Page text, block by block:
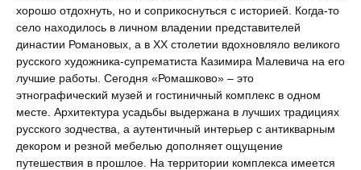
хорошо отдохнуть, но и соприкоснуться с историей. Когда-то
село находилось в личном владении представителей
династии Романовых, а в XX столетии вдохновляло великого
русского художника-супрематиста Казимира Малевича на его
лучшие работы. Сегодня «Ромашково» – это
этнографический музей и гостиничный комплекс в одном
месте. Архитектура усадьбы выдержана в лучших традициях
русского зодчества, а аутентичный интерьер с антикварным
декором и резной мебелью дополняет ощущение
путешествия в прошлое. На территории комплекса имеется